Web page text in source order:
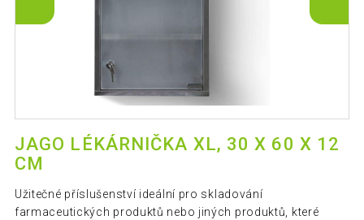
JAGO LÉKÁRNIČKA XL, 30 X 60 X 12
CM
Užitečné příslušenství ideální pro skladování
farmaceutických produktů nebo jiných produktů, které